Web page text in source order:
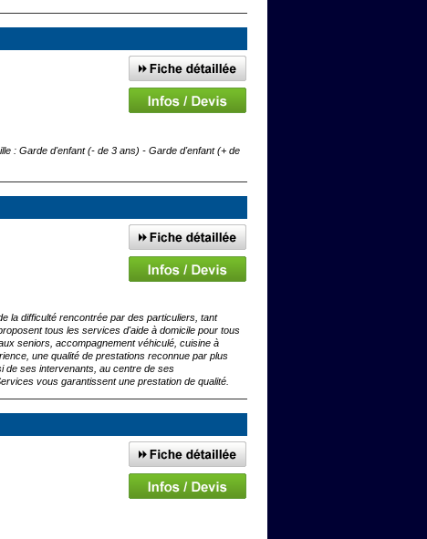
: Garde d'enfant (- de 3 ans) - Garde d'enfant (+ de
la difficulté rencontrée par des particuliers, tant
tous les services d'aide à domicile pour tous
seniors, accompagnement véhiculé, cuisine à
une qualité de prestations reconnue par plus
de ses intervenants, au centre de ses
vous garantissent une prestation de qualité.